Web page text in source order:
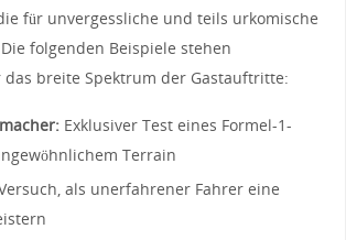
für​ unvergessliche und ​teils urkomische
folgenden Beispiele stehen
breite Spektrum der Gastauftritte:
Exklusiver‍ Test eines Formel-1-
Terrain
als unerfahrener Fahrer eine